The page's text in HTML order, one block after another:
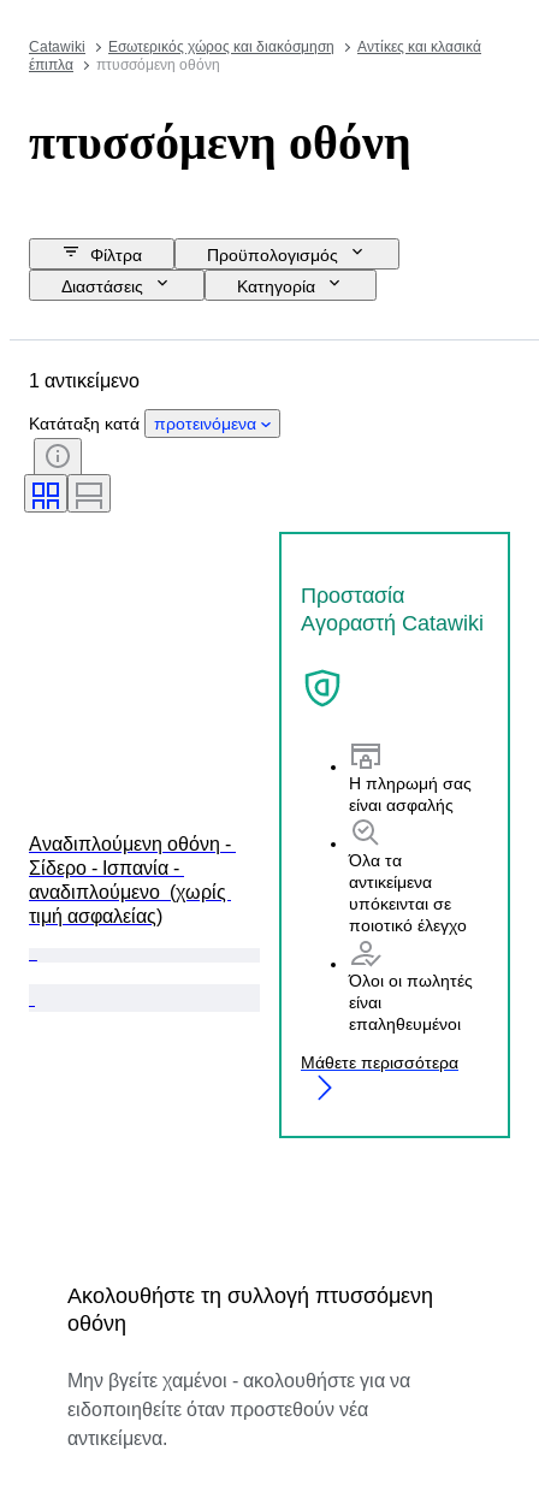
Catawiki Εσωτερικός χώρος και διακόσμηση
Αντίκες και κλασικά
έπιπλα
πτυσσόμενη οθόνη
πτυσσόμενη οθόνη
Φίλτρα
Προϋπολογισμός
Διαστάσεις
Κατηγορία
Country of origin
Κατάσταση
Περίοδος
Χρώμα
Εποχή
1 αντικείμενο
Κατάταξη κατά προτεινόμενα
Αναδιπλούμενη οθόνη -
Σίδερο - Ισπανία -
αναδιπλούμενο  (χωρίς
τιμή ασφαλείας)
Προστασία
Αγοραστή Catawiki
Η πληρωμή σας
είναι ασφαλής
Όλα τα
αντικείμενα
υπόκεινται σε
ποιοτικό έλεγχο
Όλοι οι πωλητές
είναι
επαληθευμένοι
Μάθετε περισσότερα
Ακολουθήστε τη συλλογή πτυσσόμενη
οθόνη
Μην βγείτε χαμένοι - ακολουθήστε για να
ειδοποιηθείτε όταν προστεθούν νέα
αντικείμενα.